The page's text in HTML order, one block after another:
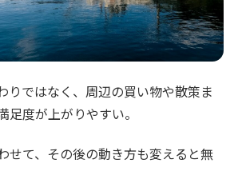
りではなく、周辺の買い物や散策ま
足度が上がりやすい。
せて、その後の動き方も変えると無